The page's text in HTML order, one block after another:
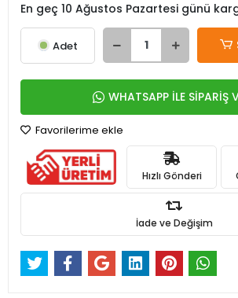
En geç 10 Ağustos Pazartesi günü
Adet
WHATSAPP İLE SİPARİŞ
Favorilerime ekle
Hızlı Gönderi
İade ve Değişim